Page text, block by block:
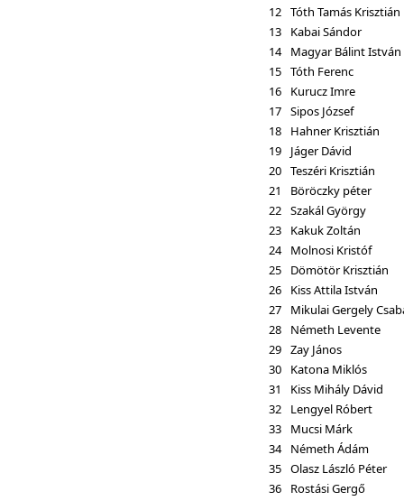
12 Tóth Tamás Krisztián
13
Kabai Sándor
14 Magyar Bálint István
15 Tóth Ferenc
16
Kurucz Imre
17 Sipos József
18
Hahner Krisztián
19
Jáger Dávid
20 Teszéri Krisztián
21
Böröczky péter
22 Szakál György
23
Kakuk Zoltán
24
Molnosi Kristóf
25
Dömötör Krisztián
26
Kiss Attila István
27
Mikulai Gergely
28
Németh Levente
29 Zay János
30
Katona Miklós
31
Kiss Mihály Dávid
32
Lengyel Róbert
33
Mucsi Márk
34
Németh Ádám
35 Olasz László Péter
36
Rostási Gergő